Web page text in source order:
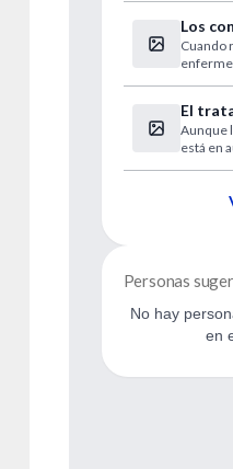
Los
Nino
Cuando
El
puede
Aunque
está en
fallecen.
Personas
No hay
en